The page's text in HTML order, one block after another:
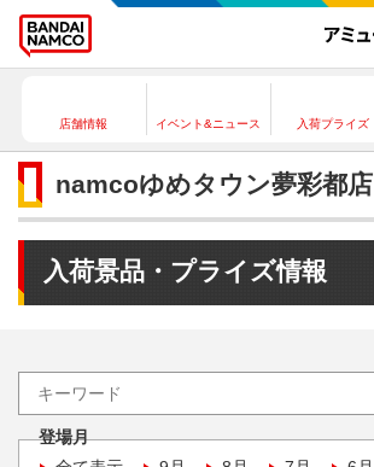
店舗情報 イベント&ニュース 入荷プライズ
namcoゆめタウン夢彩都店
入荷景品・プライズ情報
登場月